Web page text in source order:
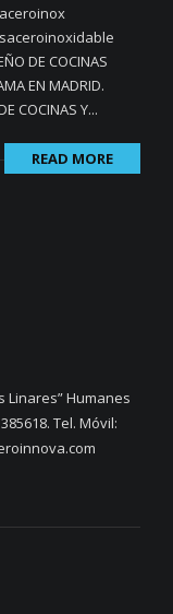
DE COCINAS
EN MADRID.
COCINAS Y...
READ MORE
Linares” Humanes
Tel. Móvil: